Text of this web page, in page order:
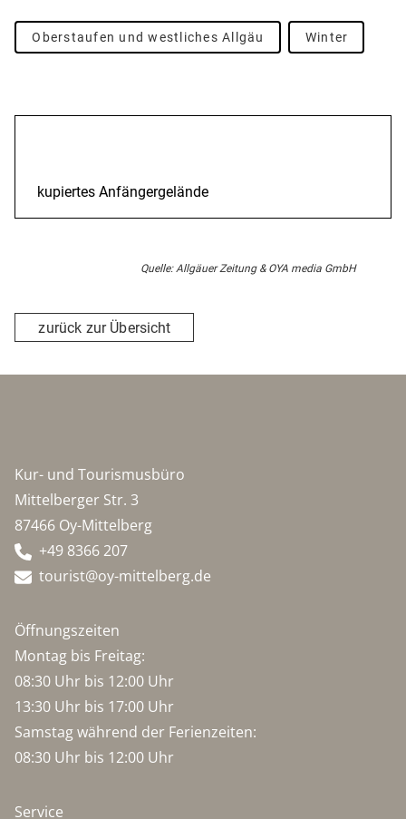
Oberstaufen und westliches Allgäu Winter
kupiertes Anfängergelände
Quelle: Allgäuer Zeitung & OYA media GmbH
zurück zur Übersicht
Kur- und Tourismusbüro
Mittelberger Str. 3
87466 Oy-Mittelberg
+49 8366 207
tourist@oy-mittelberg.de
Öffnungszeiten
Montag bis Freitag:
08:30 Uhr bis 12:00 Uhr
13:30 Uhr bis 17:00 Uhr
Samstag während der Ferienzeiten:
08:30 Uhr bis 12:00 Uhr
Service